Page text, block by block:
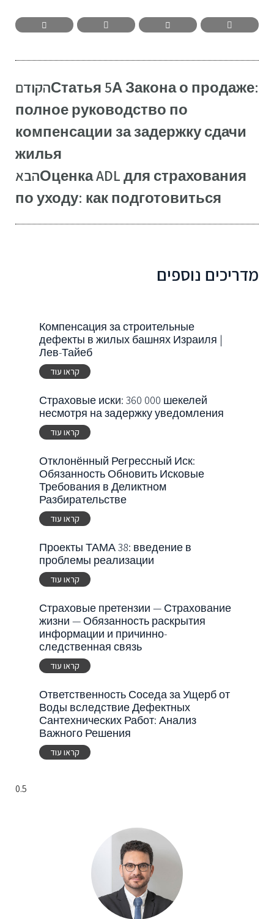
הקודםСтатья 5А Закона о продаже:
полное руководство по
компенсации за задержку сдачи
жилья
הבאОценка ADL для страхования
по уходу: как подготовиться
מדריכים נוספים
Компенсация за строительные
дефекты в жилых башнях Израиля |
Лев-Тайеб
קראו עוד
Страховые иски: 360 000 шекелей
несмотря на задержку уведомления
קראו עוד
Отклонённый Регрессный Иск:
Обязанность Обновить Исковые
Требования в Деликтном
Разбирательстве
קראו עוד
Проекты ТАМА 38: введение в
проблемы реализации
קראו עוד
Страховые претензии — Страхование
жизни — Обязанность раскрытия
информации и причинно-
следственная связь
קראו עוד
Ответственность Соседа за Ущерб от
Воды вследствие Дефектных
Сантехнических Работ: Анализ
Важного Решения
קראו עוד